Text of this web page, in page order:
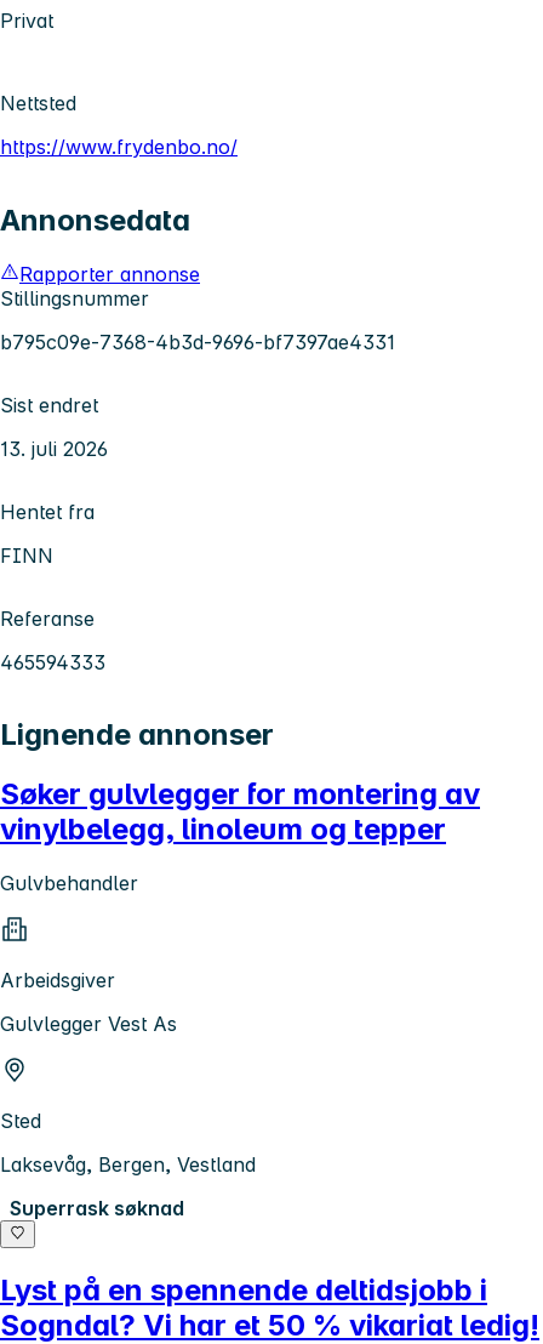
Privat
Nettsted
https://www.frydenbo.no/
Annonsedata
Rapporter annonse
Stillingsnummer
b795c09e-7368-4b3d-9696-bf7397ae4331
Sist endret
13. juli 2026
Hentet fra
FINN
Referanse
465594333
Lignende annonser
Søker gulvlegger for montering av
vinylbelegg, linoleum og tepper
Gulvbehandler
Arbeidsgiver
Gulvlegger Vest As
Sted
Laksevåg, Bergen, Vestland
Superrask søknad
Lyst på en spennende deltidsjobb i
Sogndal? Vi har et 50 % vikariat ledig!